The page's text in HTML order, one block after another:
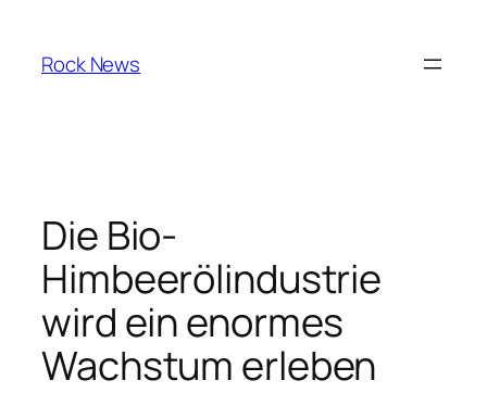
content
Rock News
Die Bio-
Himbeerölindustrie
wird ein enormes
Wachstum erleben